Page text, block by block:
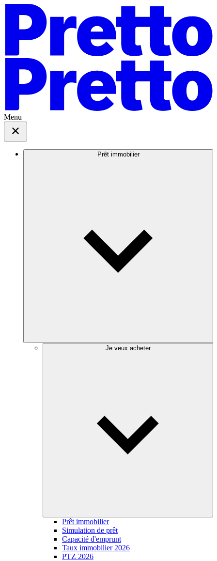
Menu
Prêt immobilier
Je veux acheter
Prêt immobilier
Simulation de prêt
Capacité d'emprunt
Taux immobilier 2026
PTZ 2026